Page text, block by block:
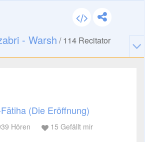
- Warsh /114 Recitator
(Die Eröffnung)
Hören 15 Gefällt mir